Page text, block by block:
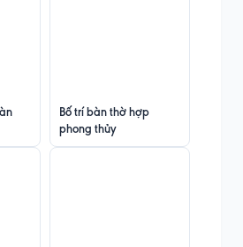
Bố trí bàn thờ hợp
phong thủy